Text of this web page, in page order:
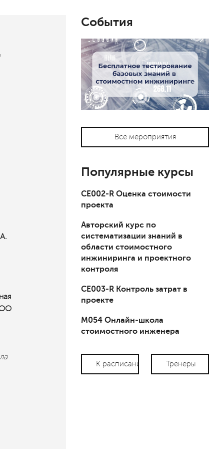
События
Все мероприятия
Популярные курсы
СЕ002-R Оценка стоимости
проекта
Авторский курс по
систематизации знаний в
области стоимостного
инжиниринга и проектного
контроля
СЕ003-R Контроль затрат в
проекте
М054 Онлайн-школа
стоимостного инженера
К расписанию Тренеры